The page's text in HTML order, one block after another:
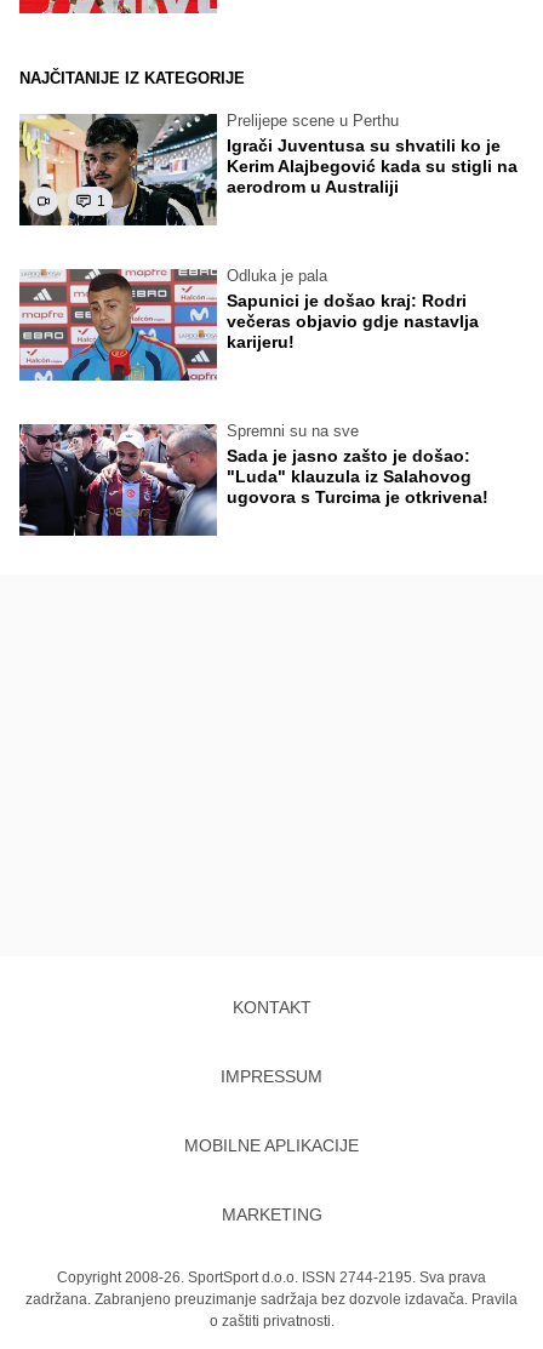
NAJČITANIJE IZ KATEGORIJE
1
Prelijepe scene u Perthu
Igrači Juventusa su shvatili ko je
Kerim Alajbegović kada su stigli na
aerodrom u Australiji
Odluka je pala
Sapunici je došao kraj: Rodri
večeras objavio gdje nastavlja
karijeru!
Spremni su na sve
Sada je jasno zašto je došao:
"Luda" klauzula iz Salahovog
ugovora s Turcima je otkrivena!
KONTAKT
IMPRESSUM
MOBILNE APLIKACIJE
MARKETING
Copyright 2008-26. SportSport d.o.o. ISSN 2744-2195. Sva prava
zadržana. Zabranjeno preuzimanje sadržaja bez dozvole izdavača. Pravila
o zaštiti privatnosti.